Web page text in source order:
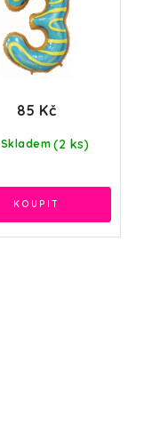
Skladem (2 ks)
85 Kč